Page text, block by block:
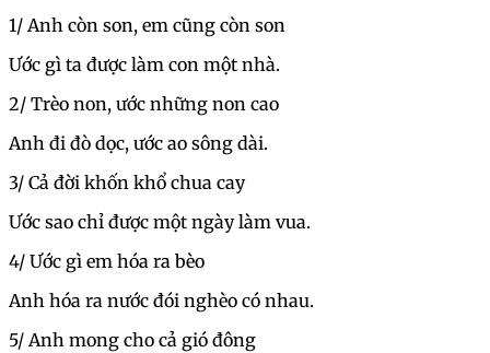
1/ Anh còn son, em cũng còn son
Ước gì ta được làm con một nhà.
2/ Trèo non, ước những non cao
Anh đi đò dọc, ước ao sông dài.
3/ Cả đời khốn khổ chua cay
Ước sao chỉ được một ngày làm vua.
4/ Ước gì em hóa ra bèo
Anh hóa ra nước đói nghèo có nhau.
5/ Anh mong cho cả gió đông